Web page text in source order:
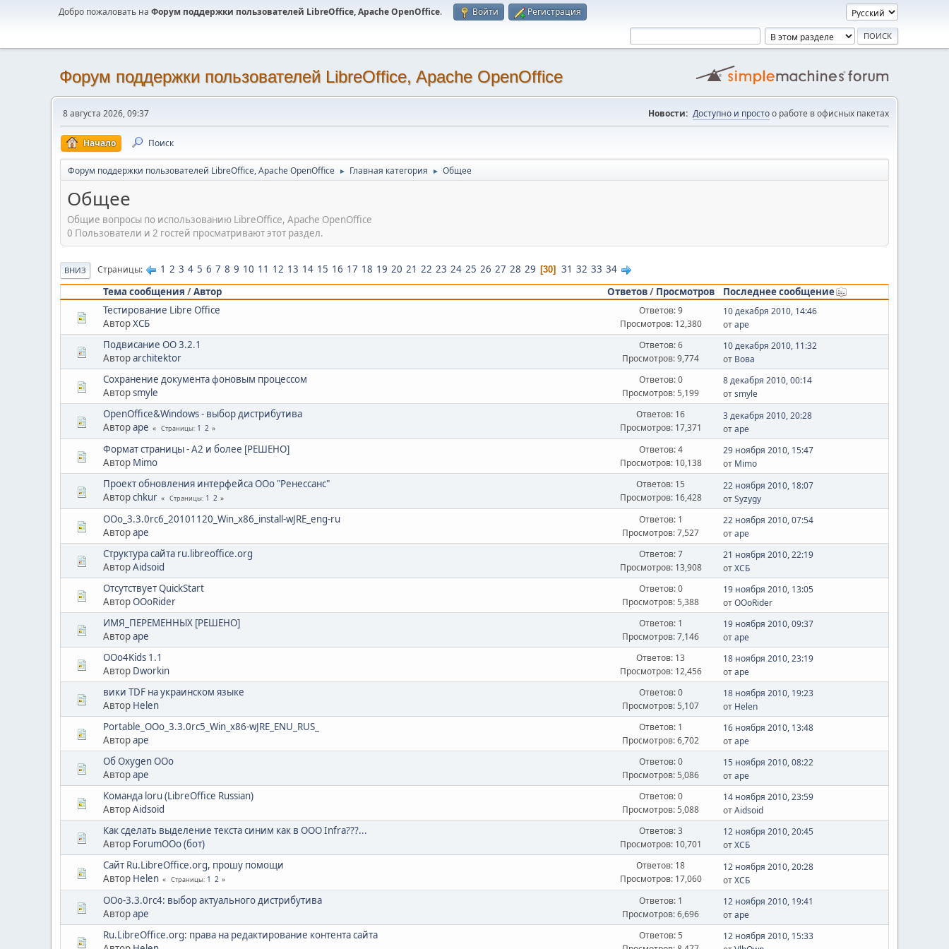
Добро пожаловать на Форум поддержки пользователей LibreOffice, Apache OpenOffice. Войти Регистрация
Форум поддержки пользователей LibreOffice, Apache OpenOffice
8 августа 2026, 09:37 Новости: Доступно и простоо работе в офисных пакетах
Начало Поиск
Форум поддержки пользователей LibreOffice, Apache OpenOffice ► Главная категория ► Общее
Общее
Общие вопросы по использованию LibreOffice, Apache OpenOffice
0 Пользователи и 2 гостей просматривают этот раздел.
ВНИЗ Страницы 1 2 3 4 5 6 7 8 9 10 11 12 13 14 15 16 17 18 19 20 21 22 23 24 25 26 27 28 29 30 31 32 33 34
Тема сообщения /Автор Ответов/ Просмотров
Последнее сообщение
Тестирование Libre Office
АвторХСБ
Ответов: 9
Просмотров: 12,380
10 декабря 2010, 14:46
отape
Подвисание OO 3.2.1
Авторarchitektor
Ответов: 6
Просмотров: 9,774
10 декабря 2010, 11:32
от Вова
Сохранение документа фоновым процессом
Авторsmyle
Ответов: 0
Просмотров: 5,199
8 декабря 2010, 00:14
отsmyle
OpenOffice&Windows - выбор дистрибутива
Авторape Страницы 1 2
Ответов: 16
Просмотров: 17,371
3 декабря 2010, 20:28
отape
Формат страницы - A2 и более [РЕШЕНО]
Автор Mimo
Ответов: 4
Просмотров: 10,138
29 ноября 2010, 15:47
от Mimo
Проект обновления интерфейса ООо "Ренессанс"
Авторchkur Страницы 1 2
Ответов: 15
Просмотров: 16,428
22 ноября 2010, 18:07
отSyzygy
OOo_3.3.0rc6_20101120_Win_x86_install-wJRE_eng-ru
Авторape
Ответов: 1
Просмотров: 7,527
22 ноября 2010, 07:54
отape
Структура сайта ru.libreoffice.org
АвторAidsoid
Ответов: 7
Просмотров: 13,908
21 ноября 2010, 22:19
отХСБ
Отсутствует QuickStart
АвторOOoRider
Ответов: 0
Просмотров: 5,388
19 ноября 2010, 13:05
отOOoRider
ИМЯ_ПЕРЕМЕННЫХ [РЕШЕНО]
Авторape
Ответов: 1
Просмотров: 7,146
19 ноября 2010, 09:37
отape
OOo4Kids 1.1
Автор Dworkin
Ответов: 13
Просмотров: 12,456
18 ноября 2010, 23:19
отape
вики TDF на украинском языке
Автор Helen
Ответов: 0
Просмотров: 5,107
18 ноября 2010, 19:23
от Helen
Portable_OOo_3.3.0rc5_Win_x86-wJRE_ENU_RUS_
Авторape
Ответов: 1
Просмотров: 6,702
16 ноября 2010, 13:48
отape
Об Oxygen OOo
Авторape
Ответов: 0
Просмотров: 5,086
15 ноября 2010, 08:22
отape
Команда loru (LibreOffice Russian)
АвторAidsoid
Ответов: 0
Просмотров: 5,088
14 ноября 2010, 23:59
отAidsoid
Как сделать выделение текста синим как в OOO Infra???...
Автор ForumOOo (бот)
Ответов: 3
Просмотров: 10,701
12 ноября 2010, 20:45
отХСБ
Сайт Ru.LibreOffice.org, прошу помощи
Автор Helen Страницы 1 2
Ответов: 18
Просмотров: 17,060
12 ноября 2010, 20:28
отХСБ
OOo-3.3.0rc4: выбор актуального дистрибутива
Авторape
Ответов: 1
Просмотров: 6,696
12 ноября 2010, 19:41
отape
Ru.LibreOffice.org: права на редактирование контента сайта
Ответов: 5
12 ноября 2010, 15:33